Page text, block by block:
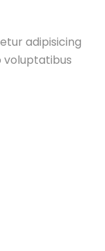
adipisicing
voluptatibus